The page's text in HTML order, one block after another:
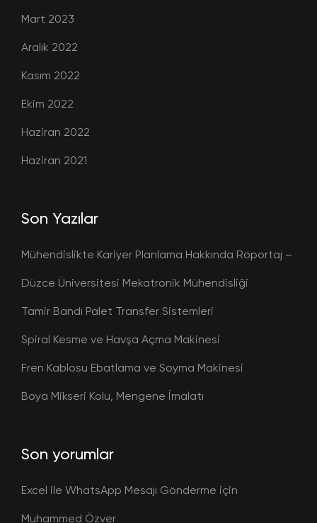
Mart 2023
Aralık 2022
Kasım 2022
Ekim 2022
Haziran 2022
Haziran 2021
Son Yazılar
Mühendislikte Kariyer Planlama Hakkında Röportaj –
Düzce Üniversitesi Mekatronik Mühendisliği
Tamir Bandı Palet Transfer Sistemleri
Spiral Kesme ve Havşa Açma Makinesi
Fren Kablosu Ebatlama ve Soyma Makinesi
Boya Mikseri Kolu, Mengene İmalatı
Son yorumlar
Excel ile WhatsApp Mesajı Gönderme için
Muhammed Özver